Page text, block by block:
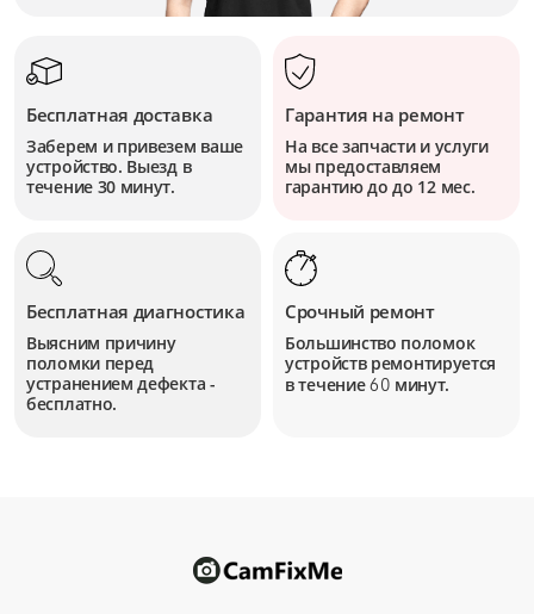
Бесплатная доставка
Заберем и привезем ваше
устройство. Выезд в
течение 30 минут.
Гарантия на ремонт
На все запчасти и услуги
мы предоставляем
гарантию до до 12 мес.
Бесплатная диагностика
Выясним причину
поломки перед
устранением дефекта -
бесплатно.
Срочный ремонт
Большинство поломок
устройств ремонтируется
в течение60 минут.